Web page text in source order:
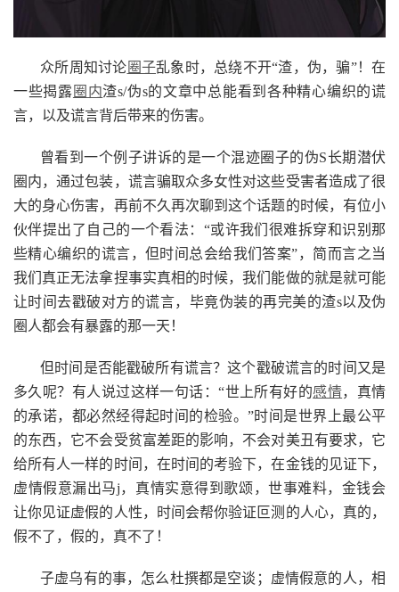
众所周知讨论 圈子乱象时，总绕不开“渣，伪，骗”！在
一些揭露 圈内渣s/伪s的文章中总能看到各种精心编织的谎
言，以及谎言背后带来的伤害。
曾看到一个例子讲诉的是一个混迹圈子的伪S长期潜伏
圈内，通过包装，谎言骗取众多女性对这些受害者造成了很
大的身心伤害，再前不久再次聊到这个话题的时候，有位小
伙伴提出了自己的一个看法：“或许我们很难拆穿和识别那
些精心编织的谎言，但时间总会给我们答案”，简而言之当
我们真正无法拿捏事实真相的时候，我们能做的就是就可能
让时间去戳破对方的谎言，毕竟伪装的再完美的渣s以及伪
圈人都会有暴露的那一天！
但时间是否能戳破所有谎言？这个戳破谎言的时间又是
多久呢？有人说过这样一句话：“世上所有好的感情，真情
的承诺，都必然经得起时间的检验。”时间是世界上最公平
的东西，它不会受贫富差距的影响，不会对美丑有要求，它
给所有人一样的时间，在时间的考验下，在金钱的见证下，
虚情假意漏出马j，真情实意得到歌颂，世事难料，金钱会
让你见证虚假的人性，时间会帮你验证叵测的人心，真的，
假不了，假的，真不了！
子虚乌有的事，怎么杜撰都是空谈；虚情假意的人，相